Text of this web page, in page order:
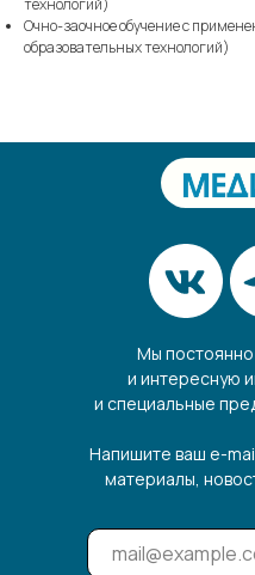
технологий)
Очно-заочное обучение с
образовательных технологий)
Мы
и интересную
и специальные
Напишите ваш e-
материалы,